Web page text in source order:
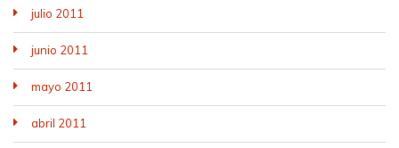
julio 2011
junio 2011
mayo 2011
abril 2011